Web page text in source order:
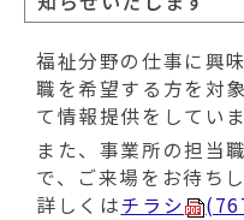
福祉分野の仕事に興
職を希望する方を対
て情報提供をしていま
また、事業所の担当
で、ご来場をお待ち
詳しくはチラシ